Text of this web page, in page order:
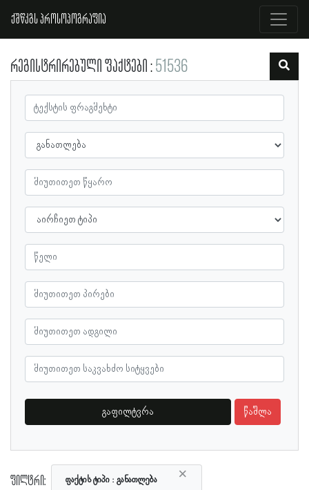
ქშწკგს პროსოპოგრაფია
რეგისტრირებული ფაქტები 51536
გაფილტვრა წაშლა
ფილტრი: ×
ფაქტის ტიპი განათლება